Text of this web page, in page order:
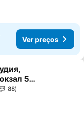
Ver preços
aos favoritos
5
88